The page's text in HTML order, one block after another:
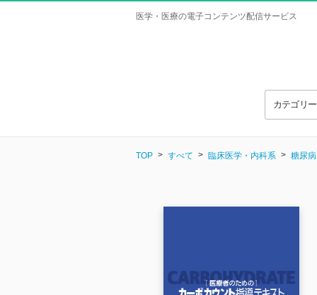
医学・医療の電子コンテンツ配信サービス
カテゴリー
TOP すべて 臨床医学・内科系 糖尿病